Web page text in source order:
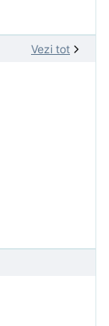
Vezi tot